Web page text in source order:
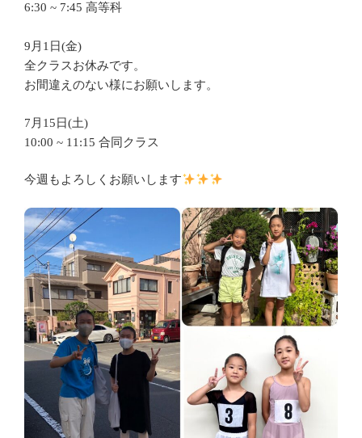
6:30 ~ 7:45 高等科
9月1日(金)
全クラスお休みです。
お間違えのない様にお願いします。
7月15日(土)
10:00 ~ 11:15 合同クラス
今週もよろしくお願いします